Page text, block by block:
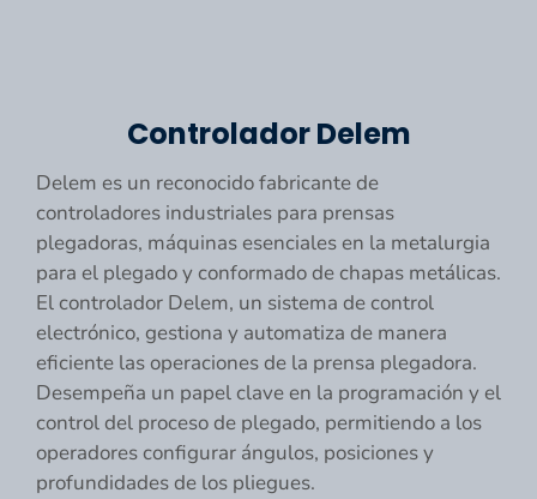
Controlador Delem
Delem es un reconocido fabricante de
controladores industriales para prensas
plegadoras, máquinas esenciales en la metalurgia
para el plegado y conformado de chapas metálicas.
El controlador Delem, un sistema de control
electrónico, gestiona y automatiza de manera
eficiente las operaciones de la prensa plegadora.
Desempeña un papel clave en la programación y el
control del proceso de plegado, permitiendo a los
operadores configurar ángulos, posiciones y
profundidades de los pliegues.